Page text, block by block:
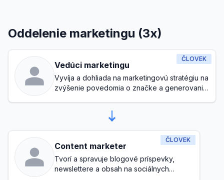
Oddelenie marketingu (3x)
ČLOVEK
Vedúci marketingu
Vyvíja a dohliada na marketingovú stratégiu na
zvýšenie povedomia o značke a generovanie
ČLOVEK
Content marketer
Tvorí a spravuje blogové príspevky,
newslettere a obsah na sociálnych